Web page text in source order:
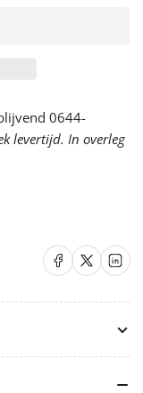
0644-
levertijd. In overleg
Delen op Facebook
Delen op X Delen